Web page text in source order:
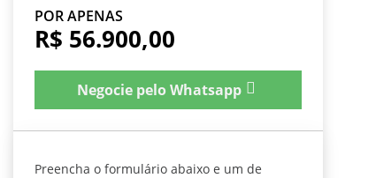
POR APENAS
R$ 56.900,00
Negocie pelo Whatsapp
Preencha o formulário abaixo e um de